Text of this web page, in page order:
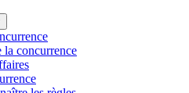
la concurrence